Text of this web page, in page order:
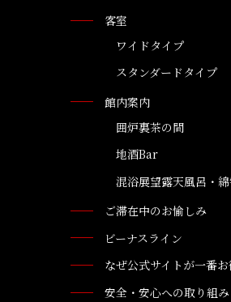
客室
ワイドタイプ
スタンダードタイプ
館内案内
囲炉裏茶の間
地酒Bar
混浴展望露天風呂・
ご滞在中のお愉しみ
ビーナスライン
なぜ公式サイトが一番お
安全・安心への取り組み